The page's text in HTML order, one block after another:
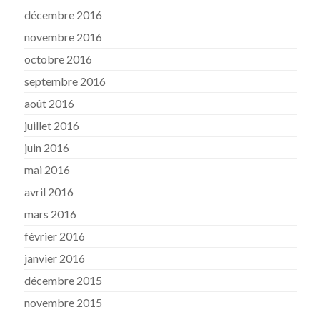
décembre 2016
novembre 2016
octobre 2016
septembre 2016
août 2016
juillet 2016
juin 2016
mai 2016
avril 2016
mars 2016
février 2016
janvier 2016
décembre 2015
novembre 2015